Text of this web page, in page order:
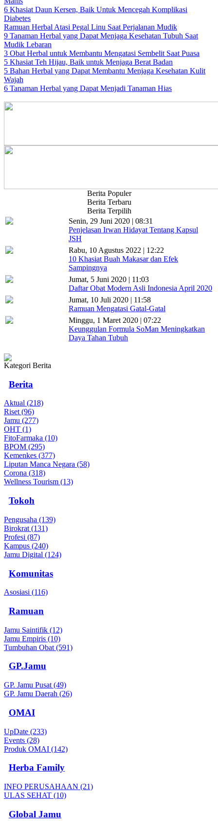
6 Khasiat Daun Kersen, Baik Untuk Mencegah Komplikasi
Diabetes
Ramuan Herbal Atasi Pegal Linu Saat Perjalanan Mudik
9 Tanaman Herbal yang Dapat Menjaga Kesehatan Tubuh Saat
Mudik Lebaran
3 Obat Herbal untuk Membantu Mengatasi Sembelit Saat Puasa
5 Khasiat Teh Hijau, Baik untuk Menjaga Berat Badan
5 Bahan Herbal yang Dapat Membantu Menjaga Kesehatan Kulit
Wajah
6 Tanaman Herbal yang Dapat Menjadi Tanaman Hias
Berita Populer
Berita Terbaru
Berita Terpilih
Senin, 29 Juni 2020 | 08:31
Penjelasan Irwan Hidayat Tentang Kapsul
JSH
Rabu, 10 Agustus 2022 | 12:22
10 Khasiat Buah Makasar dan Efek
Sampingnya
Jumat, 5 Juni 2020 | 11:03
Daftar Obat Modern Asli Indonesia April 2020
Jumat, 10 Juli 2020 | 11:58
Ramuan Mengatasi Gatal-Gatal
Minggu, 1 Maret 2020 | 07:22
Keunggulan Formula SoMan Meningkatkan
Daya Tahan Tubuh
Kategori Berita
Berita
Aktual (218)
Riset (96)
Jamu (277)
OHT (1)
FitoFarmaka (10)
BPOM (295)
Kemenkes (377)
Liputan Manca Negara (58)
Corona (318)
Wellness Tourism (13)
Tokoh
Pengusaha (139)
Birokrat (131)
Profesi (87)
Kampus (240)
Jamu Digital (124)
Komunitas
Asosiasi (116)
Ramuan
Jamu Saintifik (12)
Jamu Empiris (10)
Tumbuhan Obat (591)
GP.Jamu
GP. Jamu Pusat (49)
GP. Jamu Daerah (26)
OMAI
UpDate (233)
Events (28)
Produk OMAI (142)
Herba Family
INFO PERUSAHAAN (21)
ULAS SEHAT (10)
Global Jamu